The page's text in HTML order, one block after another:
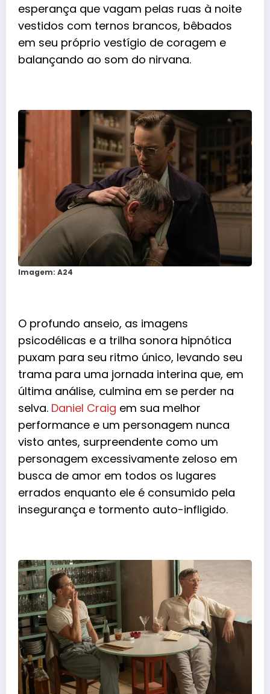
esperança que vagam pelas ruas à noite
vestidos com ternos brancos, bêbados
em seu próprio vestígio de coragem e
balançando ao som do nirvana.
Imagem: A24
O profundo anseio, as imagens
psicodélicas e a trilha sonora hipnótica
puxam para seu ritmo único, levando seu
trama para uma jornada interina que, em
última análise, culmina em se perder na
selva. Daniel Craig em sua melhor
performance e um personagem nunca
visto antes, surpreendente como um
personagem excessivamente zeloso em
busca de amor em todos os lugares
errados enquanto ele é consumido pela
insegurança e tormento auto-infligido.